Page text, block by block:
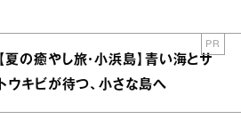
【夏の癒やし旅・小浜島】青い海とサ
トウキビが待つ、小さな島へ
PR